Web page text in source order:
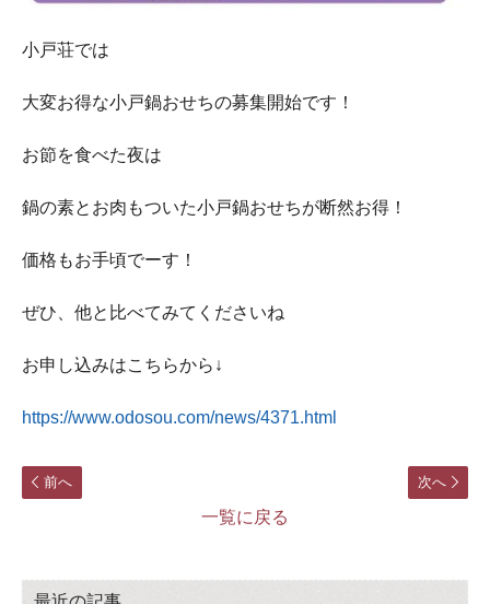
小戸荘では
大変お得な小戸鍋おせちの募集開始です！
お節を食べた夜は
鍋の素とお肉もついた小戸鍋おせちが断然お得！
価格もお手頃でーす！
ぜひ、他と比べてみてくださいね
お申し込みはこちらから↓
https://www.odosou.com/news/4371.html
次へ
前へ
一覧に戻る